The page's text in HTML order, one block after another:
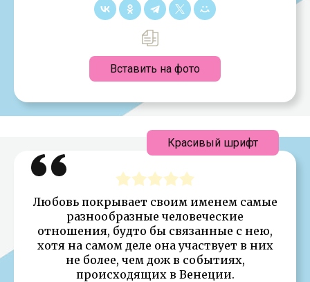
Вставить на фото
Любовь покрывает своим именем самые
разнообразные человеческие
отношения, будто бы связанные с нею,
хотя на самом деле она участвует в них
не более, чем дож в событиях,
происходящих в Венеции.
Красивый шрифт